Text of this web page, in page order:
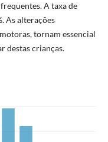
A taxa de
As alterações
tornam essencial
destas crianças.